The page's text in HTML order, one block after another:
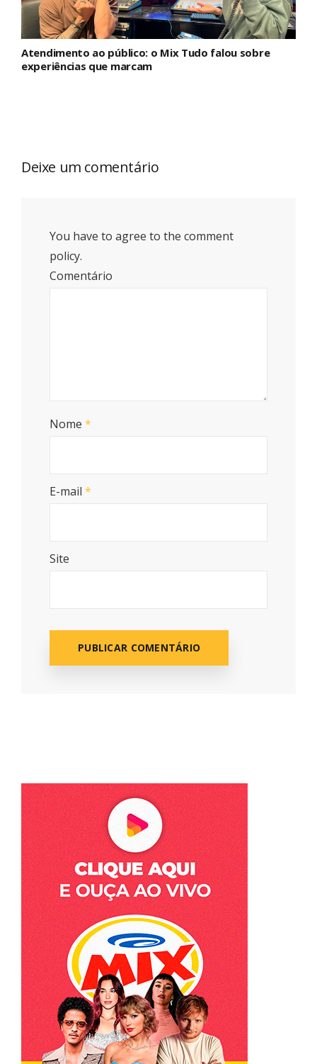
Atendimento ao público: o Mix Tudo falou sobre
experiências que marcam
Deixe um comentário
You have to agree to the comment
policy.
Comentário
Nome *
E-mail *
Site